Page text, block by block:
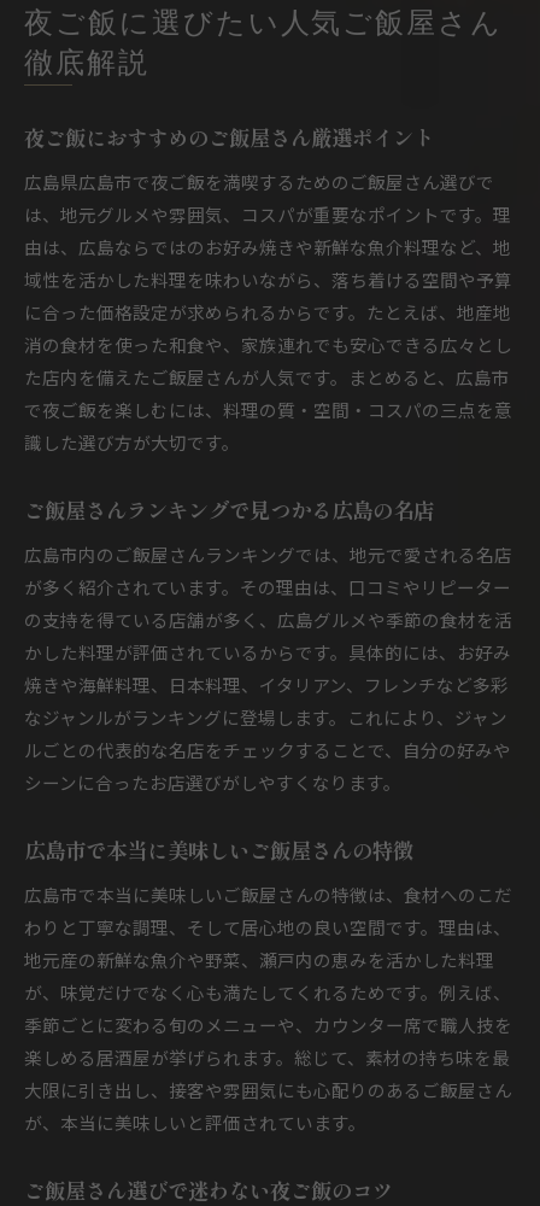
夜ご飯に選びたい人気ご飯屋さん
徹底解説
夜ご飯におすすめのご飯屋さん厳選ポイント
広島県広島市で夜ご飯を満喫するためのご飯屋さん選びで
は、地元グルメや雰囲気、コスパが重要なポイントです。理
由は、広島ならではのお好み焼きや新鮮な魚介料理など、地
域性を活かした料理を味わいながら、落ち着ける空間や予算
に合った価格設定が求められるからです。たとえば、地産地
消の食材を使った和食や、家族連れでも安心できる広々とし
た店内を備えたご飯屋さんが人気です。まとめると、広島市
で夜ご飯を楽しむには、料理の質・空間・コスパの三点を意
識した選び方が大切です。
ご飯屋さんランキングで見つかる広島の名店
広島市内のご飯屋さんランキングでは、地元で愛される名店
が多く紹介されています。その理由は、口コミやリピーター
の支持を得ている店舗が多く、広島グルメや季節の食材を活
かした料理が評価されているからです。具体的には、お好み
焼きや海鮮料理、日本料理、イタリアン、フレンチなど多彩
なジャンルがランキングに登場します。これにより、ジャン
ルごとの代表的な名店をチェックすることで、自分の好みや
シーンに合ったお店選びがしやすくなります。
広島市で本当に美味しいご飯屋さんの特徴
広島市で本当に美味しいご飯屋さんの特徴は、食材へのこだ
わりと丁寧な調理、そして居心地の良い空間です。理由は、
地元産の新鮮な魚介や野菜、瀬戸内の恵みを活かした料理
が、味覚だけでなく心も満たしてくれるためです。例えば、
季節ごとに変わる旬のメニューや、カウンター席で職人技を
楽しめる居酒屋が挙げられます。総じて、素材の持ち味を最
大限に引き出し、接客や雰囲気にも心配りのあるご飯屋さん
が、本当に美味しいと評価されています。
ご飯屋さん選びで迷わない夜ご飯のコツ